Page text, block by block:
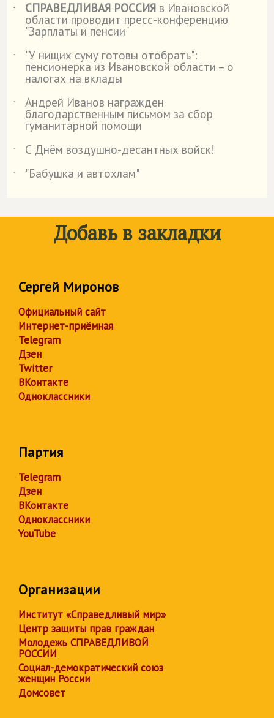
˙ СПРАВЕДЛИВАЯ РОССИЯ в Ивановской
области проводит пресс-конференцию
"Зарплаты и пенсии"
˙
"У нищих суму готовы отобрать":
пенсионерка из Ивановской области – о
налогах на вклады
˙
Андрей Иванов награжден
благодарственным письмом за сбор
гуманитарной помощи
˙
С Днём воздушно-десантных войск!
˙
"Бабушка и автохлам"
Добавь в закладки
Сергей Миронов
Официальный сайт
Интернет-приёмная
Telegram
Дзен
Twitter
ВКонтакте
Одноклассники
Партия
Telegram
Дзен
ВКонтакте
Одноклассники
YouTube
Организации
Институт «Справедливый мир»
Центр защиты прав граждан
Молодежь СПРАВЕДЛИВОЙ
РОССИИ
Социал-демократический союз
женщин России
Домсовет